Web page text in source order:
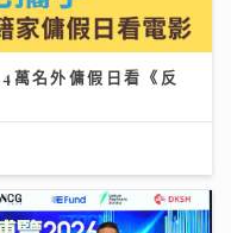
萬名外傭假日看《反